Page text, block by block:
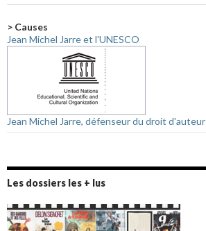
> Causes
Jean Michel Jarre et l'UNESCO
Jean Michel Jarre, défenseur du droit d'auteur
Les dossiers les + lus